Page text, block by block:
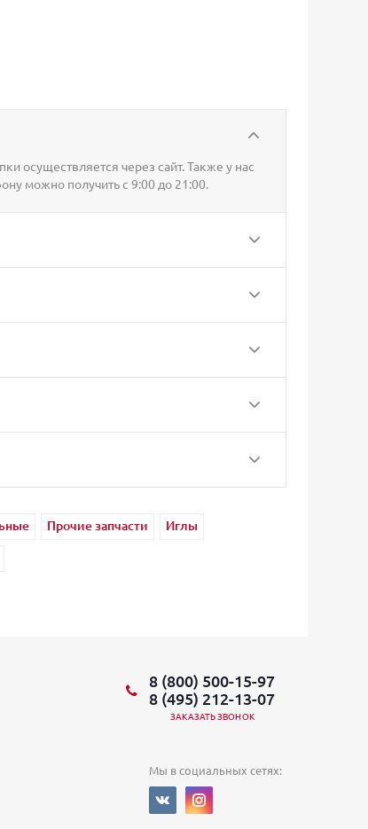
осуществляется через сайт. Также у нас
можно получить с 9:00 до 21:00.
Прочие запчасти
Иглы
8 (800) 500-15-97
8 (495) 212-13-07
ЗАКАЗАТЬ ЗВОНОК
Мы в социальных сетях: